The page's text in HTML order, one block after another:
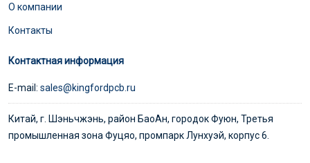
О компании
Контакты
Контактная информация
E-mail: sales@kingfordpcb.ru
Китай, г. Шэньчжэнь, район БаоАн, городок Фуюн, Третья
промышленная зона Фуцяо, промпарк Лунхуэй, корпус 6.